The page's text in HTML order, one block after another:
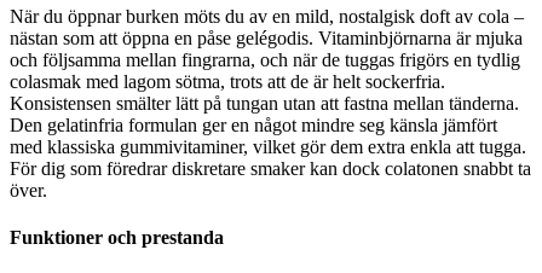
När du öppnar burken möts du av en mild, nostalgisk doft av cola –
nästan som att öppna en påse gelégodis. Vitaminbjörnarna är mjuka
och följsamma mellan fingrarna, och när de tuggas frigörs en tydlig
colasmak med lagom sötma, trots att de är helt sockerfria.
Konsistensen smälter lätt på tungan utan att fastna mellan tänderna.
Den gelatinfria formulan ger en något mindre seg känsla jämfört
med klassiska gummivitaminer, vilket gör dem extra enkla att tugga.
För dig som föredrar diskretare smaker kan dock colatonen snabbt ta
över.
Funktioner och prestanda